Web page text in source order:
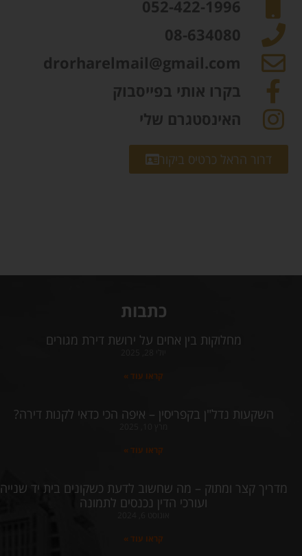
052-422-1996
08-634080
drorharelmail@gmail.com
בקרו אותי בפייסבוק
האינסטגרם שלי
דרור הראל כרטיס ביקור
כתבות
מחלוקות בין אחים על ירושת דירת מגורים
קראו עוד »
השקעות נדל"ן בקפריסין – איפה הכי כדאי לקנות דירה?
קראו עוד »
מדריך קצר ומתוק – מה שחשוב לדעת כשקונים בית יד שנייה
ועורכי הדין נכנסים לתמונה
קראו עוד »